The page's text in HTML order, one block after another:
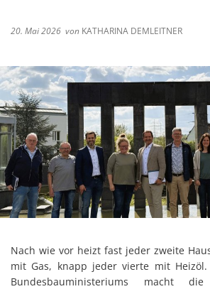
20. Mai 2026 von KATHARINA DEMLEITNER
Nach wie vor heizt fast jeder zweite
mit Gas, knapp jeder vierte mit
Bundesbauministeriums macht die